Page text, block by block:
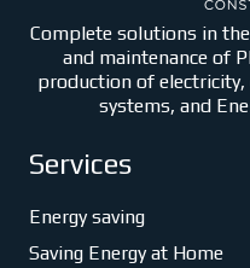
Complete solutions in
and maintenance of
production of electricity,
systems, and
Services
Energy saving
Saving Energy at Home